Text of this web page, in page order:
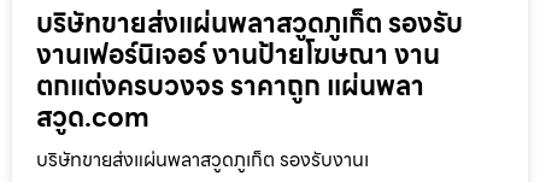
บริษัทขายส่งแผ่นพลาสวูดภูเก็ต รองรับ
งานเฟอร์นิเจอร์ งานป้ายโฆษณา งาน
ตกแต่งครบวงจร ราคาถูก แผ่นพลา
สวูด.com
บริษัทขายส่งแผ่นพลาสวูดภูเก็ต รองรับงานเ